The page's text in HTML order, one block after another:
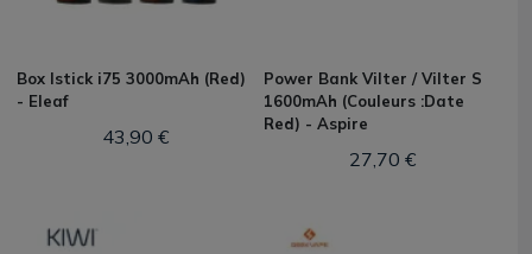
Box Istick i75 3000mAh (Red)
- Eleaf
43,90 €
Power Bank Vilter / Vilter S
1600mAh (Couleurs :Date
Red) - Aspire
27,70 €